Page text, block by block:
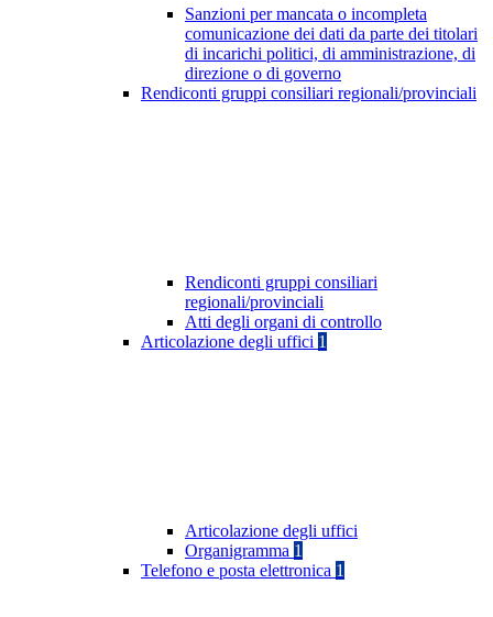
Sanzioni per mancata o incompleta
comunicazione dei dati da parte dei titolari
di incarichi politici, di amministrazione, di
direzione o di governo
Rendiconti gruppi consiliari regionali/provinciali
Rendiconti gruppi consiliari
regionali/provinciali
Atti degli organi di controllo
Articolazione degli uffici 1
Articolazione degli uffici
Organigramma 1
Telefono e posta elettronica 1